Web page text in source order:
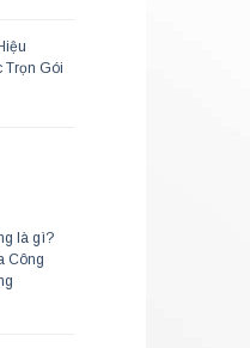
Trọn Gói
là gì?
Công